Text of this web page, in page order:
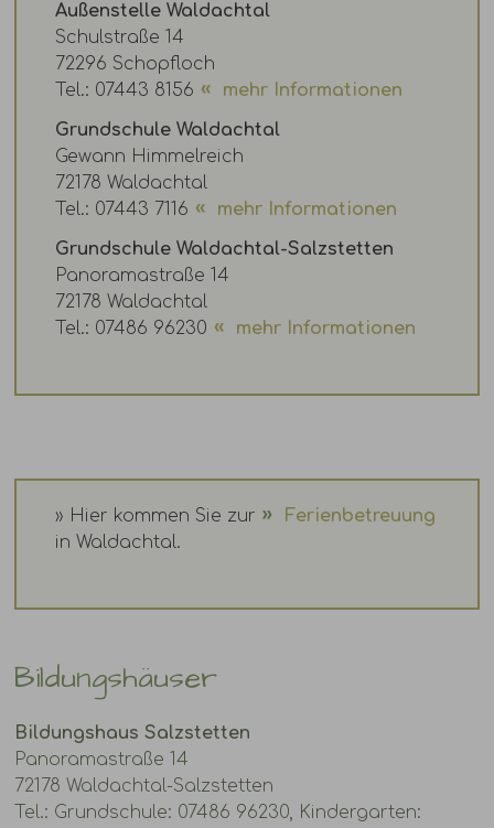
Außenstelle Waldachtal
Schulstraße 14
72296 Schopfloch
Tel.: 07443 8156
mehr Informationen
Grundschule Waldachtal
Gewann Himmelreich
72178 Waldachtal
Tel.: 07443 7116
mehr Informationen
Grundschule Waldachtal-Salzstetten
Panoramastraße 14
72178 Waldachtal
Tel.: 07486 96230
mehr Informationen
» Hier kommen Sie zur
Ferienbetreuung
in Waldachtal.
Bildungshäuser
Bildungshaus Salzstetten
Panoramastraße 14
72178 Waldachtal-Salzstetten
Tel.: Grundschule: 07486 96230, Kindergarten: